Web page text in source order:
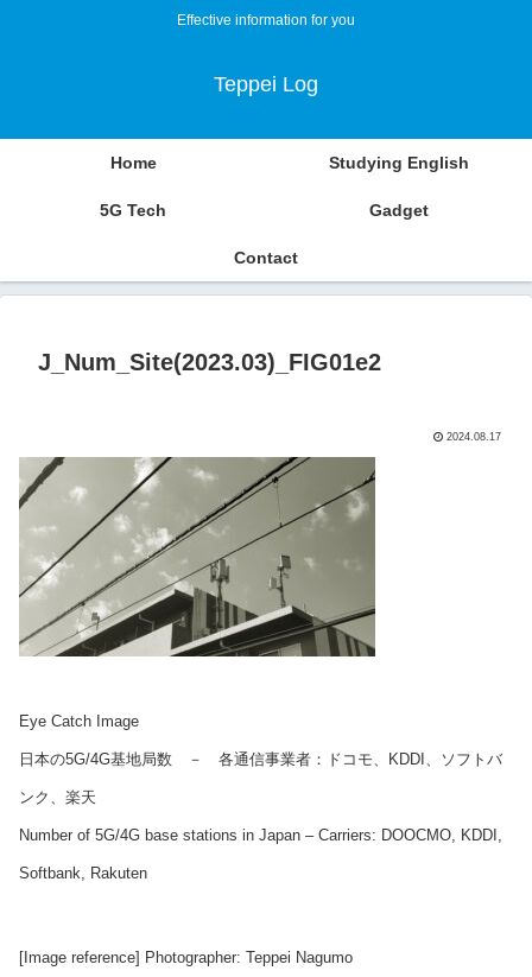
Effective information for you
Teppei Log
Home Studying English
5G Tech Gadget
Contact
J_Num_Site(2023.03)_FIG01e2
2024.08.17
Eye Catch Image
日本の5G/4G基地局数 － 各通信事業者：ドコモ、KDDI、ソフトバ
ンク、楽天
Number of 5G/4G base stations in Japan – Carriers: DOOCMO, KDDI,
Softbank, Rakuten
[Image reference] Photographer: Teppei Nagumo